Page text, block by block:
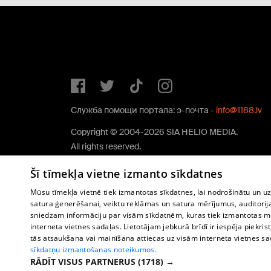
Служба помощи портала: э-почта - info@1188.lv
Copyright © 2004-2026 SIA HELIO MEDIA.
All rights reserved.
Šī tīmekļa vietne izmanto sīkdatnes
Mūsu tīmekļa vietnē tiek izmantotas sīkdatnes, lai nodrošinātu un
satura ģenerēšanai, veiktu reklāmas un satura mērījumus,
sniedzam informāciju par visām sīkdatnēm, kuras tiek izmantotas
interneta vietnes sadaļas. Lietotājam jebkurā brīdī ir iespēja
tās atsaukšana vai mainīšana attiecas uz visām interneta vietnes
sīkdatņu izmantošanas noteikumos.
RĀDĪT VISUS PARTNERUS (1718) →